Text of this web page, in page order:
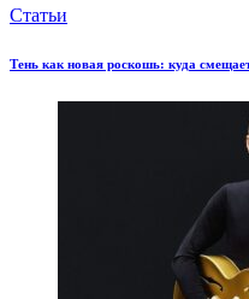
Статьи
Тень как новая роскошь: куда